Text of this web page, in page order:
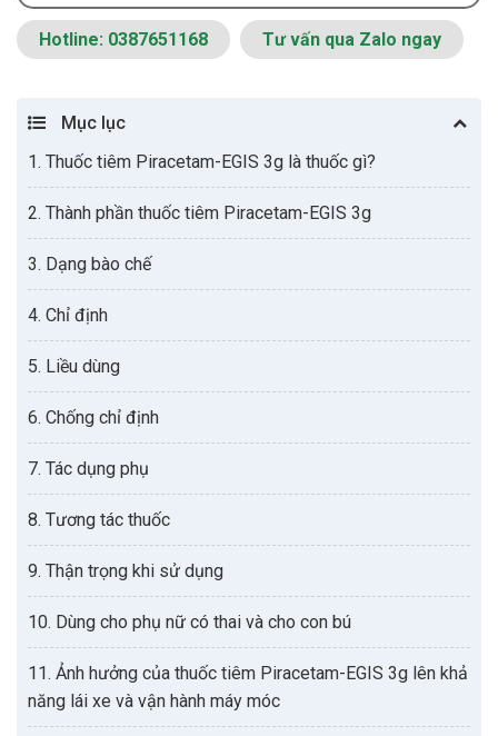
Hotline: 0387651168 Tư vấn qua Zalo ngay
Mục lục
1. Thuốc tiêm Piracetam-EGIS 3g là thuốc gì?
2. Thành phần thuốc tiêm Piracetam-EGIS 3g
3. Dạng bào chế
4. Chỉ định
5. Liều dùng
6. Chống chỉ định
7. Tác dụng phụ
8. Tương tác thuốc
9. Thận trọng khi sử dụng
10. Dùng cho phụ nữ có thai và cho con bú
11. Ảnh hưởng của thuốc tiêm Piracetam-EGIS 3g lên khả
năng lái xe và vận hành máy móc